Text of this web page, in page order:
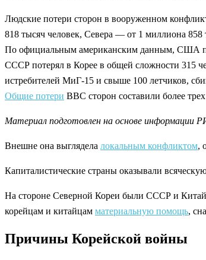
Людские потери сторон в вооруженном
818 тысяч человек, Севера — от 1 миллиона
По официальным американским данным, США
СССР потерял в Корее в общей сложности 315
истребителей МиГ-15 и свыше 100 летчиков,
Общие потери ВВС сторон составили более
Материал подготовлен на основе
Внешне она выглядела локальным конфликтом,
Капиталистические страны оказывали
На стороне Северной Кореи были СССР и
корейцам и китайцам материальную помощь,
Причины Корейской войны